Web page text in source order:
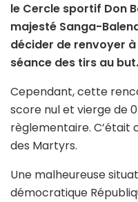
le Cercle sportif Don
majesté Sanga-
décider de renvoyer à
séance des tirs au but.
Cependant, cette
score nul et vierge de
règlementaire. C’était
des Martyrs.
Une malheureuse
démocratique